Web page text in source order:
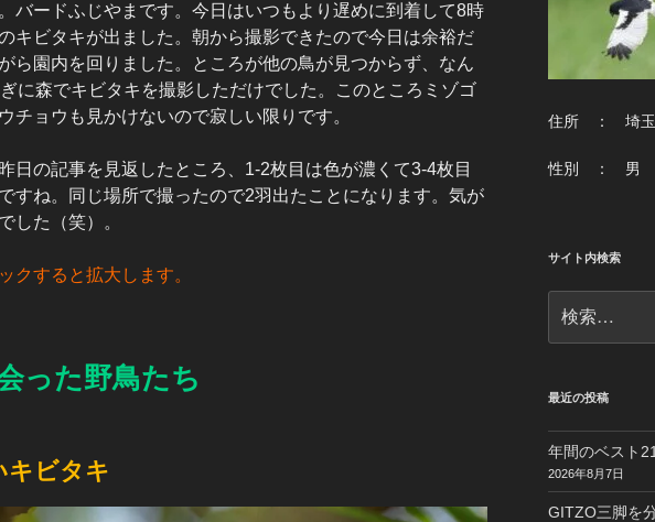
バードふじやまです。今日はいつもより遅めに到着して8時
キビタキが出ました。朝から撮影できたので今日は余裕だ
ら園内を回りました。ところが他の鳥が見つからず、なん
に森でキビタキを撮影しただけでした。このところミゾゴ
チョウも見かけないので寂しい限りです。
日の記事を見返したところ、1-2枚目は色が濃くて3-4枚目
すね。同じ場所で撮ったので2羽出たことになります。気が
した（笑）。
クすると拡大します。
った野鳥たち
キビタキ
住所 ： 埼玉
性別 ： 男
サイト内検索
索:
最近の投稿
年間のベスト
2026年8月7日
GITZO三脚を